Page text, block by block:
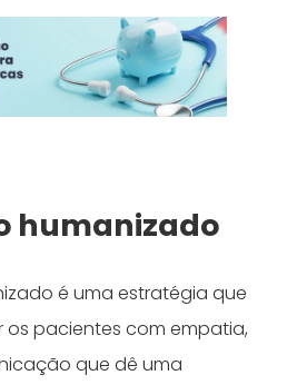
humanizado
é uma estratégia que
pacientes com empatia,
que dê uma